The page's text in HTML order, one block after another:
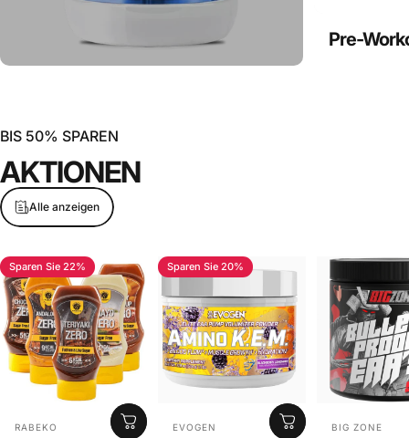
Pre-
BIS 50% SPAREN
AKTIONEN
Alle anzeigen
Sparen Sie 22%
Anbieter:
RABEKO
Sparen Sie 20%
Anbieter:
EVOGEN Anbieter:
BIG ZONE